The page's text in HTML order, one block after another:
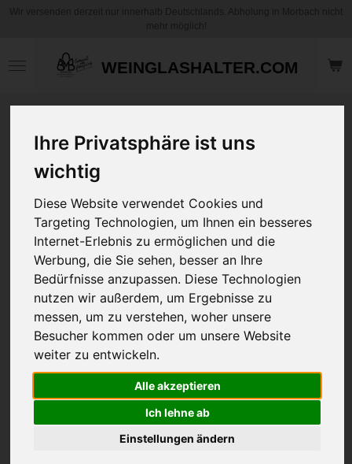
Ihre Privatsphäre ist uns
wichtig
Diese Website verwendet Cookies und
Targeting Technologien, um Ihnen ein besseres
Internet-Erlebnis zu ermöglichen und die
Werbung, die Sie sehen, besser an Ihre
Bedürfnisse anzupassen. Diese Technologien
nutzen wir außerdem, um Ergebnisse zu
messen, um zu verstehen, woher unsere
Besucher kommen oder um unsere Website
weiter zu entwickeln.
Alle akzeptieren
Ich lehne ab
Einstellungen ändern
WEINGLASHALTER.COM
Becher / Tasse -
Fachangestellte -
mit und ohne
Personalisierung
12,95 €
Versandkosten
Art
Ihre Wunschname